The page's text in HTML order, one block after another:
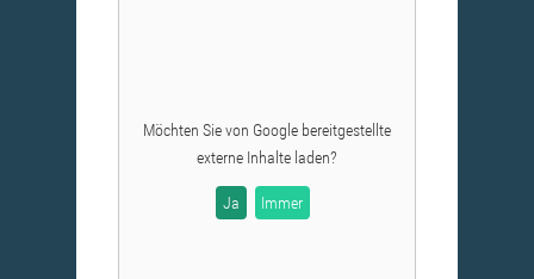
Möchten Sie von Google bereitgestellte
externe Inhalte laden?
Ja Immer